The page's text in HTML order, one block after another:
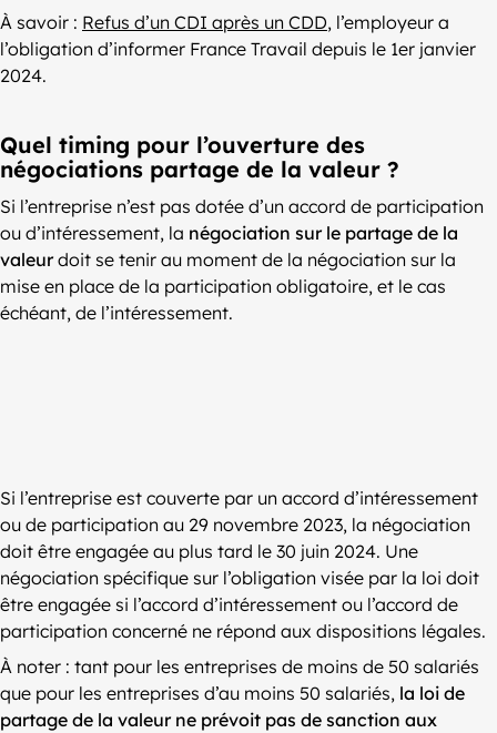
À savoir : Refus d’un CDI après un CDD, l’employeur a
l’obligation d’informer France Travail depuis le 1er janvier
2024.
Quel timing pour l’ouverture des
négociations partage de la valeur ?
Si l’entreprise n’est pas dotée d’un accord de participation
ou d’intéressement, la négociation sur le partage de la
valeurdoit se tenir au moment de la négociation sur la
mise en place de la participation obligatoire, et le cas
échéant, de l’intéressement.
Si l’entreprise est couverte par un accord d’intéressement
ou de participation au 29 novembre 2023, la négociation
doit être engagée au plus tard le 30 juin 2024. Une
négociation spécifique sur l’obligation visée par la loi doit
être engagée si l’accord d’intéressement ou l’accord de
participation concerné ne répond aux dispositions légales.
À noter : tant pour les entreprises de moins de 50 salariés
que pour les entreprises d’au moins 50 salariés, la loi de
partage de la valeur ne prévoit pas de sanction aux